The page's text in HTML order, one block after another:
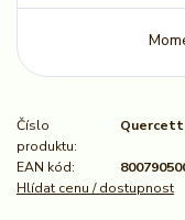
Číslo
produktu:
EAN kód:
Hlídat cenu / dostupnost